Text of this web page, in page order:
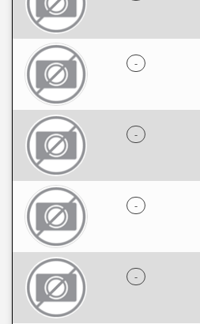
-
-
-
-